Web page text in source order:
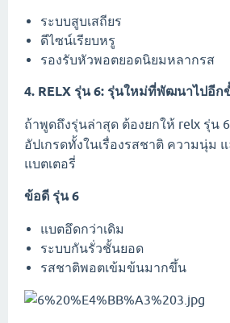
ระบบสูบเสถียร
ดีไซน์เรียบหรู
รองรับหัวพอตยอดนิยมหลากรส
4. RELX รุ่น 6: รุ่นใหม่ที่พัฒนาไปอีก
ถ้าพูดถึงรุ่นล่าสุด ต้องยกให้ relx รุ่น
อัปเกรดทั้งในเรื่องรสชาติ ความนุ่ม
แบตเตอรี่
ข้อดี รุ่น 6
แบตอึดกว่าเดิม
ระบบกันรั่วชั้นยอด
รสชาติพอตเข้มข้นมากขึ้น